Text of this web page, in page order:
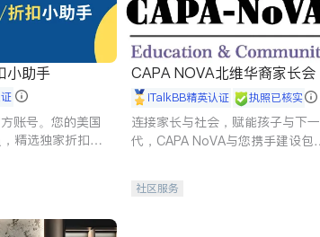
小助手
账号。您的美国
精选独家折扣、
CAPA NOVA北维华裔家长会
iTalkBB精英认证 执照已核实
连接家长与社会，赋能孩子与下一
代，CAPA NoVA与您携手建设包
社区服务